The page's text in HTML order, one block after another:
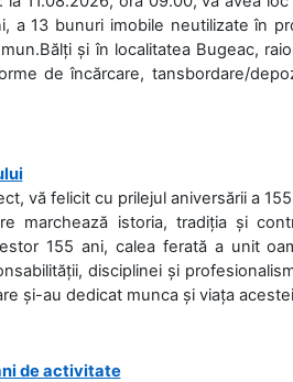
a 13 bunuri imobile neutilizate în
și în localitatea Bugeac,
de încărcare, tansbordare/
vă felicit cu prilejul aniversării a
marchează istoria, tradiția și
155 ani, calea ferată a unit
disciplinei și
și-au dedicat munca și viața
de activitate